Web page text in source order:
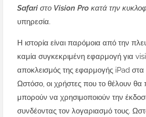
Safari στο Vision Pro κατά την
υπηρεσία.
Η ιστορία είναι παρόμοια από την
καμία συγκεκριμένη εφαρμογή για
αποκλεισμός της εφαρμογής iPad στα
Ωστόσο, οι χρήστες που το θέλουν θα
μπορούν να χρησιμοποιούν την
συνδέοντας τον λογαριασμό τους.